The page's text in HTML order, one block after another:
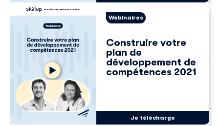
Webinaires
Construire votre
plan de
développement de
compétences 2021
Je télécharge